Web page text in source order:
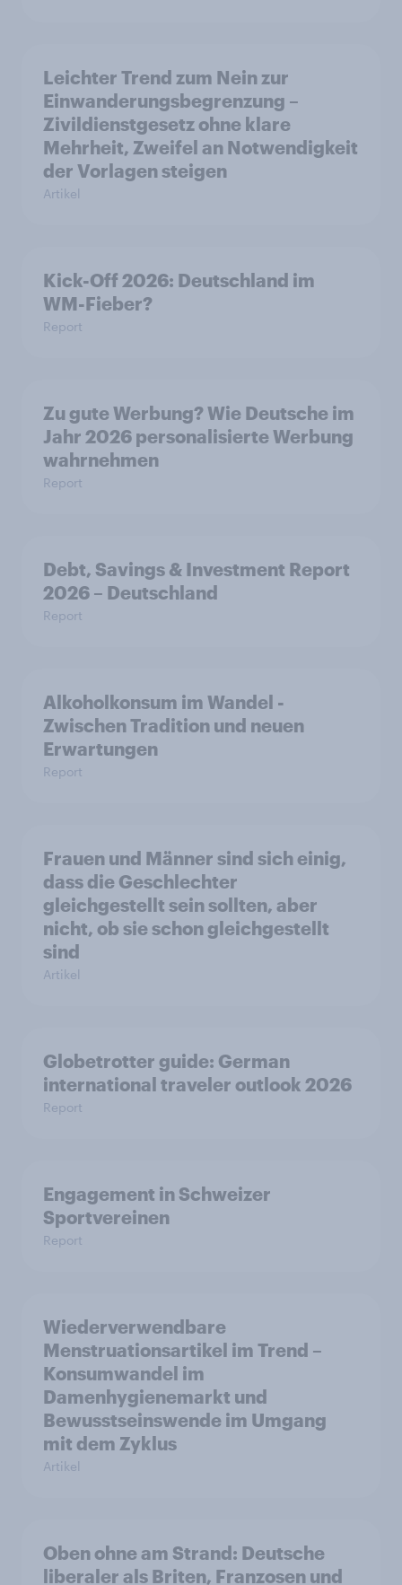
Leichter Trend zum Nein zur
Einwanderungsbegrenzung –
Zivildienstgesetz ohne klare
Mehrheit, Zweifel an Notwendigkeit
der Vorlagen steigen
Artikel
Kick-Off 2026: Deutschland im
WM-Fieber?
Report
Zu gute Werbung? Wie Deutsche im
Jahr 2026 personalisierte Werbung
wahrnehmen
Report
Debt, Savings & Investment Report
2026 – Deutschland
Report
Alkoholkonsum im Wandel​ -
Zwischen Tradition und neuen
Erwartungen
Report
Frauen und Männer sind sich einig,
dass die Geschlechter
gleichgestellt sein sollten, aber
nicht, ob sie schon gleichgestellt
sind
Artikel
Globetrotter guide: German
international traveler outlook 2026
Report
Engagement in Schweizer
Sportvereinen
Report
Wiederverwendbare
Menstruationsartikel im Trend –
Konsumwandel im
Damenhygienemarkt und
Bewusstseinswende im Umgang
mit dem Zyklus
Artikel
Oben ohne am Strand: Deutsche
liberaler als Briten, Franzosen und